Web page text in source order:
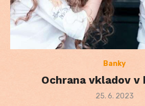
Banky
Ochrana vkladov v
Posted
25. 6. 2023